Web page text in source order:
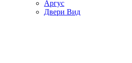
Аргус
Двери Вид